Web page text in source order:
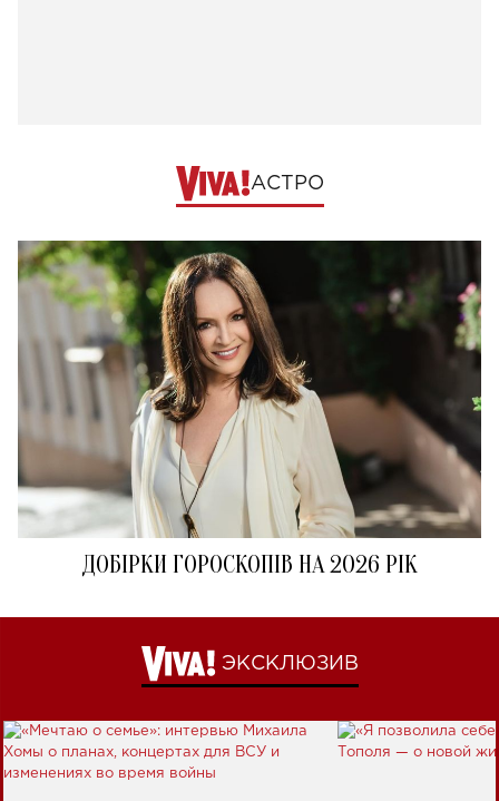
АСТРО
ДОБІРКИ ГОРОСКОПІВ НА 2026 РІК
ЭКСКЛЮЗИВ